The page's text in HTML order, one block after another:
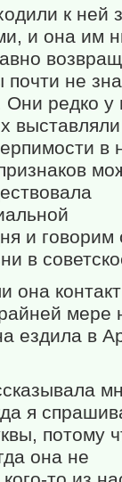
к ней
и она им
не
Они редко у
в
и говорим
в
мере
ездила в
я
потому
она не